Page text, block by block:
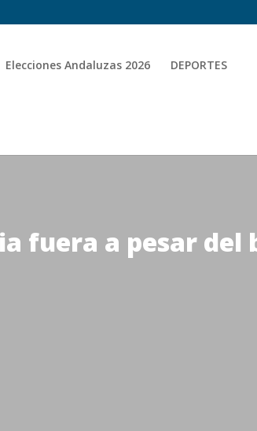
Elecciones Andaluzas 2026 DEPORTES
fuera a pesar del